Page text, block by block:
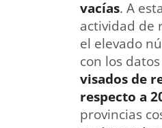
vacías. A
actividad de
el elevado
con los
visados de
respecto a
provincias